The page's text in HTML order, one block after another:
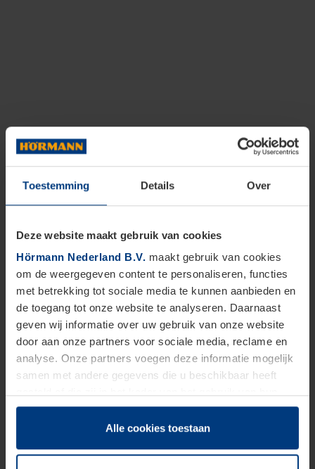
Toestemming Details Over
Deze website maakt gebruik van cookies
Hörmann Nederland B.V. maakt gebruik van cookies
om de weergegeven content te personaliseren, functies
met betrekking tot sociale media te kunnen aanbieden en
de toegang tot onze website te analyseren. Daarnaast
geven wij informatie over uw gebruik van onze website
door aan onze partners voor sociale media, reclame en
analyse. Onze partners voegen deze informatie mogelijk
samen met andere gegevens die u beschikbaar heeft
dienstverlening hebben verzameld.
Juridisch zijn wij gerechtigd om cookies op uw computer
onze pagina's absoluut noodzakelijk is. Voor alle andere
Alle cookies toestaan